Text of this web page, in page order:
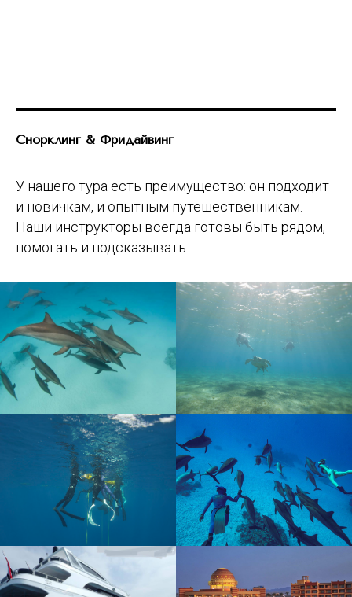
Снорклинг & Фридайвинг
У нашего тура есть преимущество: он подходит
и новичкам, и опытным путешественникам.
Наши инструкторы всегда готовы быть рядом,
помогать и подсказывать.